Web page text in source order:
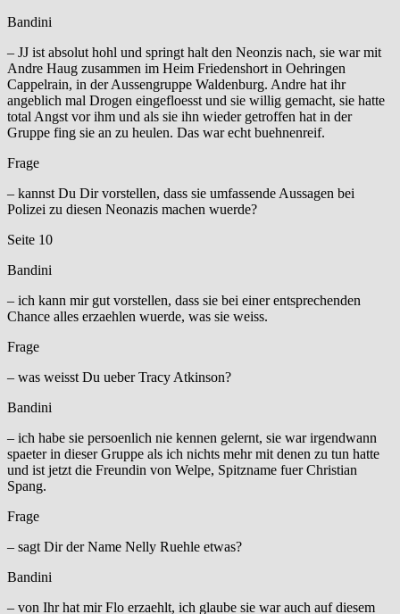
Bandini
– JJ ist absolut hohl und springt halt den Neonzis nach, sie war mit
Andre Haug zusammen im Heim Friedenshort in Oehringen
Cappelrain, in der Aussengruppe Waldenburg. Andre hat ihr
angeblich mal Drogen eingefloesst und sie willig gemacht, sie hatte
total Angst vor ihm und als sie ihn wieder getroffen hat in der
Gruppe fing sie an zu heulen. Das war echt buehnenreif.
Frage
– kannst Du Dir vorstellen, dass sie umfassende Aussagen bei
Polizei zu diesen Neonazis machen wuerde?
Seite 10
Bandini
– ich kann mir gut vorstellen, dass sie bei einer entsprechenden
Chance alles erzaehlen wuerde, was sie weiss.
Frage
– was weisst Du ueber Tracy Atkinson?
Bandini
– ich habe sie persoenlich nie kennen gelernt, sie war irgendwann
spaeter in dieser Gruppe als ich nichts mehr mit denen zu tun hatte
und ist jetzt die Freundin von Welpe, Spitzname fuer Christian
Spang.
Frage
– sagt Dir der Name Nelly Ruehle etwas?
Bandini
– von Ihr hat mir Flo erzaehlt, ich glaube sie war auch auf diesem